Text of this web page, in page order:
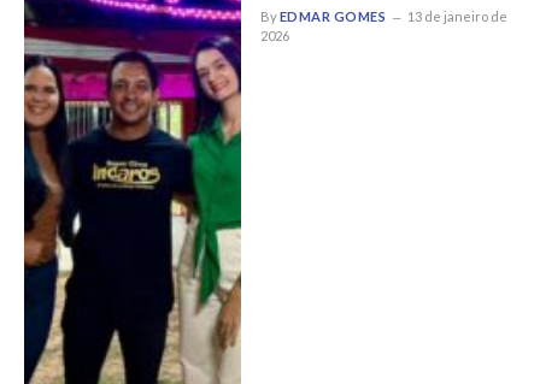
ByEDMAR GOMES
13 de janeiro de
2026